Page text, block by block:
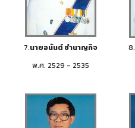
7.นายอนันต์ ชำนาญกิจ 8.
พ.ศ. 2529 - 2535